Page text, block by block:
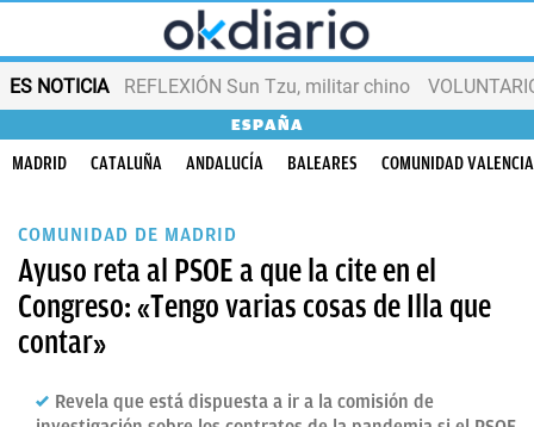
ES NOTICIA REFLEXIÓN Sun Tzu, militar chino
ESPAÑA
MADRID CATALUÑA ANDALUCÍA BALEARES COMUNIDAD
COMUNIDAD DE MADRID
Ayuso reta al PSOE a que la cite en el
Congreso: «Tengo varias cosas de Illa que
contar»
Revela que está dispuesta a ir a la comisión de